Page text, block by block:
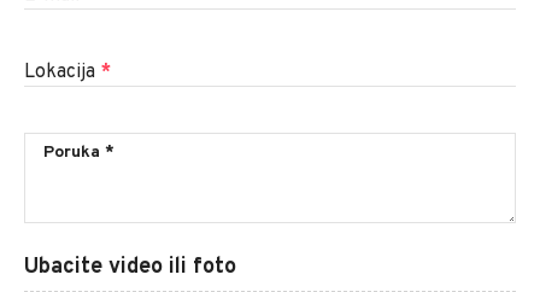
Lokacija *
Ubacite video ili foto